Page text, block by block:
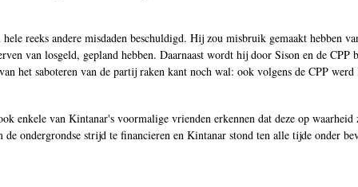
reeks andere misdaden beschuldigd. Hij zou misbruik gemaakt hebben
van losgeld, gepland hebben. Daarnaast wordt hij door Sison en de
het saboteren van de partij raken kant noch wal: ook volgens de CPP
enkele van Kintanar's voormalige vrienden erkennen dat deze op
ondergrondse strijd te financieren en Kintanar stond ten alle tijde onder